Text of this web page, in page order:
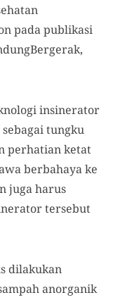
pada publikasi
insinerator
tungku
perhatian ketat
berbahaya ke
juga harus
tersebut
dilakukan
anorganik